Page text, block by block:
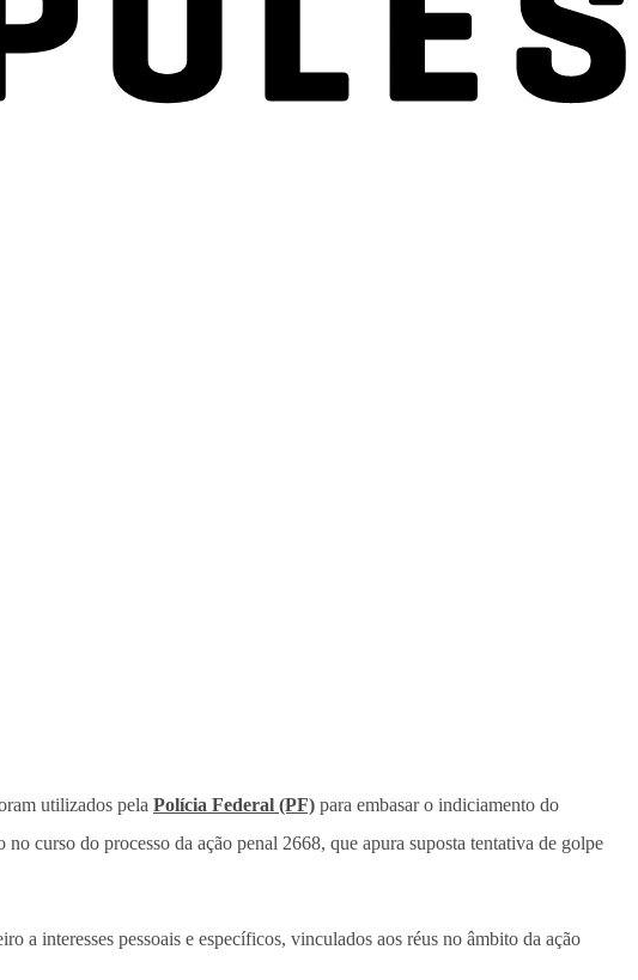
utilizados pela Polícia Federal (PF) para embasar o indiciamento do
curso do processo da ação penal 2668, que apura suposta tentativa de golpe
a interesses pessoais e específicos, vinculados aos réus no âmbito da ação